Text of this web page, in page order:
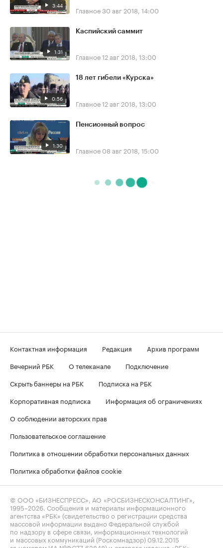
3:44 Главное30 авг 2018, 14:00
1:31
Каспийский саммит
Главное12 авг 2018, 13:00
0:56
18 лет гибели «Курска»
Главное12 авг 2018, 13:00
1:30
Пенсионный вопрос
Главное 08 авг 2018, 15:00
Контактная информация Редакция
Архив программ
Вечерний РБК
О телеканале
Подключение
Скрыть баннеры на РБК
Подписка на РБК
Корпоративная подписка
Информация об ограничениях
О соблюдении авторских прав
Пользовательское соглашение
Политика в отношении обработки персональных данных
Политика обработки файлов cookie
© ООО «БИЗНЕСПРЕСС», АО «РОСБИЗНЕСКОНСАЛТИНГ»,
1995–2026 . Сообщения и материалы информационного
агентства «РБК» (свидетельство о регистрации средства
массовой информации выдано Федеральной службой
по надзору в сфере связи, информационных технологий
и массовых коммуникаций (Роскомнадзор) 09.12.2015